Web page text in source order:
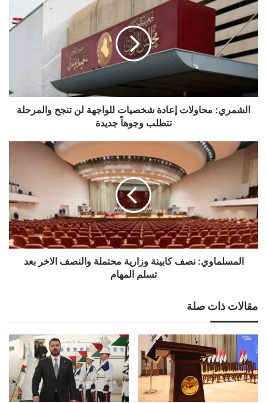
محاولات
إعادة
شخصيات
للواجهة
لن
والمرحلة
تتطلب
وجوهاً
الشمري: محاولات إعادة شخصيات للواجهة لن تنجح والمرحلة
تتطلب وجوهاً جديدة
المسلماوي:
نصف
كابينة
وزارية
محتملة
والنصف
الاخر
بعد
تسلم
المهامالمسلماوي: نصف كابينة وزارية محتملة والنصف الاخر بعد
تسلم المهام
مقالات ذات صلة